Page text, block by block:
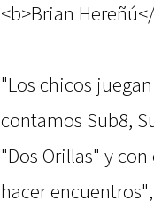
<b>Brian
"Los chicos
contamos Sub8,
"Dos Orillas" y
hacer